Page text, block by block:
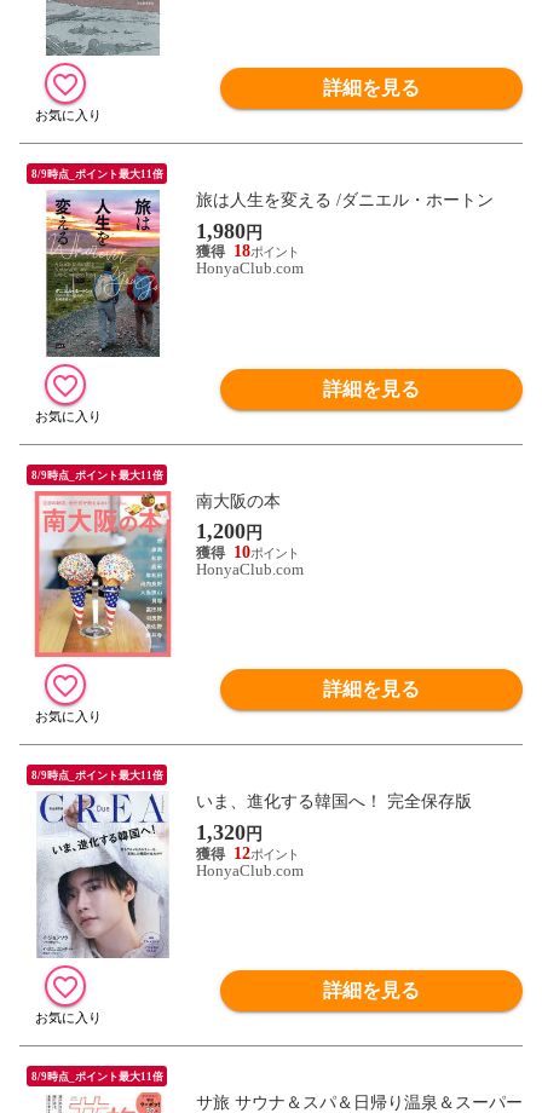
詳細を見る
8/9時点_ポイント最大11倍
旅は人生を変える /ダニエル・ホートン
1,980円
18
HonyaClub.com
詳細を見る
8/9時点_ポイント最大11倍
南大阪の本
1,200円
10
HonyaClub.com
詳細を見る
8/9時点_ポイント最大11倍
いま、進化する韓国へ！ 完全保存版
1,320円
12
HonyaClub.com
詳細を見る
8/9時点_ポイント最大11倍
サ旅 サウナ＆スパ＆日帰り温泉＆スーパー